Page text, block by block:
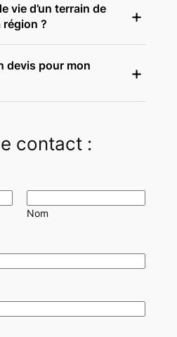
vie d’un terrain de
?
devis pour mon
contact :
Nom